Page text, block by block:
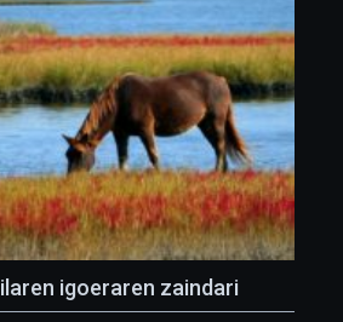
igoeraren zaindari